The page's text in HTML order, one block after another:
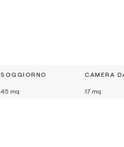
SOGGIORNO
45 mq
CAMERA
17 mq